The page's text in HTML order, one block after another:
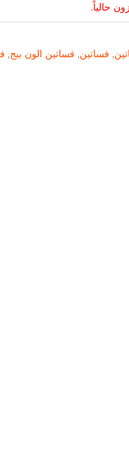
حالياً.
, فساتين, فساتين الون بيج,